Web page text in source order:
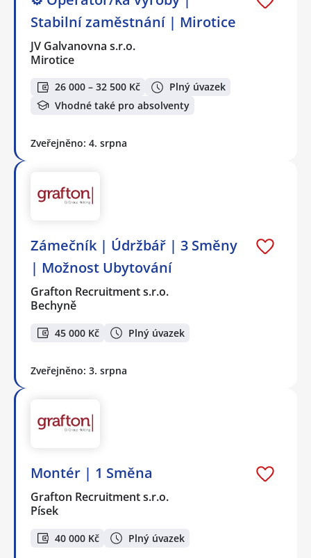
Stabilní zaměstnání | Mirotice
JV Galvanovna s.r.o.
Mirotice
26 000 – 32 500 Kč
Plný úvazek
Vhodné také pro absolventy
Zveřejněno: 4. srpna
Zámečník | Údržbář | 3 Směny
| Možnost Ubytování
Grafton Recruitment s.r.o.
Bechyně
45 000 Kč Plný úvazek
Zveřejněno: 3. srpna
Montér | 1 Směna
Grafton Recruitment s.r.o.
Písek
40 000 Kč Plný úvazek